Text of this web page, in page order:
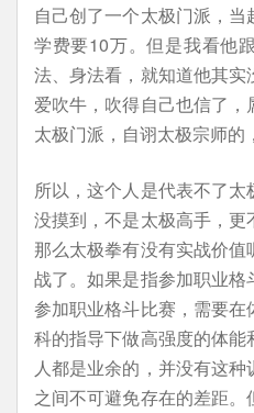
自己创了一个太极门派，
学费要10万。但是我看他
法、身法看，就知道他其
爱吹牛，吹得自己也信了
太极门派，自诩太极宗师的
所以，这个人是代表不了
没摸到，不是太极高手，更
那么太极拳有没有实战价
战了。如果是指参加职业
参加职业格斗比赛，需要
科的指导下做高强度的体
人都是业余的，并没有这
之间不可避免存在的差距